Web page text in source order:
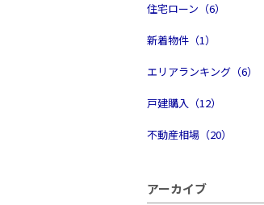
住宅ローン（6）
新着物件（1）
エリアランキング（6）
戸建購入（12）
不動産相場（20）
アーカイブ